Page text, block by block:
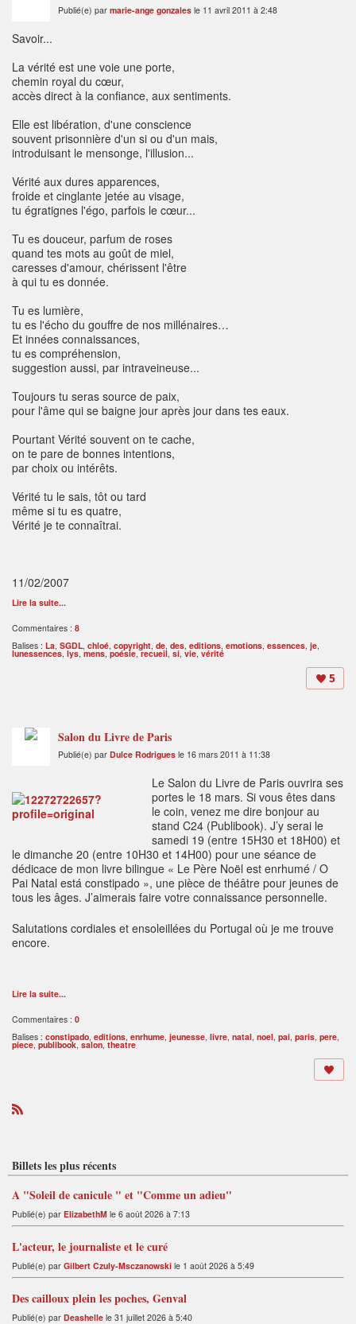
Publié(e) par marie-ange gonzales le 11 avril 2011 à 2:48
Savoir...
La vérité est une voie une porte,
chemin royal du cœur,
accès direct à la confiance, aux sentiments.
Elle est libération, d'une conscience
souvent prisonnière d'un si ou d'un mais,
introduisant le mensonge, l'illusion...
Vérité aux dures apparences,
froide et cinglante jetée au visage,
tu égratignes l'égo, parfois le cœur...
Tu es douceur, parfum de roses
quand tes mots au goût de miel,
caresses d'amour, chérissent l'être
à qui tu es donnée.
Tu es lumière,
tu es l'écho du gouffre de nos millénaires…
Et innées connaissances,
tu es compréhension,
suggestion aussi, par intraveineuse...
Toujours tu seras source de paix,
pour l'âme qui se baigne jour après jour dans tes eaux.
Pourtant Vérité souvent on te cache,
on te pare de bonnes intentions,
par choix ou intérêts.
Vérité tu le sais, tôt ou tard
même si tu es quatre,
Vérité je te connaîtrai.
11/02/2007
Lire la suite...
Commentaires : 8
Balises : La, SGDL, chloé, copyright, de, des, editions, emotions, essences, je,
lunessences, lys, mens, poésie,recueil, si, vie, vérité
5
Salon du Livre de Paris
Publié(e) par Dulce Rodrigues le 16 mars 2011 à 11:38
Le Salon du Livre de Paris ouvrira ses
portes le 18 mars. Si vous êtes dans
le coin, venez me dire bonjour au
stand C24 (Publibook). J’y serai le
samedi 19 (entre 15H30 et 18H00) et
le dimanche 20 (entre 10H30 et 14H00) pour une séance de
dédicace de mon livre bilingue « Le Père Noël est enrhumé / O
Pai Natal está constipado », une pièce de théâtre pour jeunes de
tous les âges. J’aimerais faire votre connaissance personnelle.
Salutations cordiales et ensoleillées du Portugal où je me trouve
encore.
Lire la suite...
Commentaires : 0
Balises : constipado, editions, enrhume, jeunesse, livre, natal, noel, pai, paris, pere,
piece, publibook, salon, theatre
R
Billets les plus récents
A "Soleil de canicule " et "Comme un adieu"
Publié(e) par ElizabethM le 6 août 2026 à 7:13
L'acteur, le journaliste et le curé
Publié(e) par Gilbert Czuly-Msczanowski le 1 août 2026 à 5:49
Des cailloux plein les poches, Genval
Publié(e) par Deashelle le 31 juillet 2026 à 5:40